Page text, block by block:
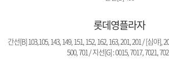
롯데영플라자
간선[B] 103,105, 143, 149, 151, 152, 162, 163, 201, 201 / [심야],
500, 701 / 지선[G] : 0015, 7017, 7021,